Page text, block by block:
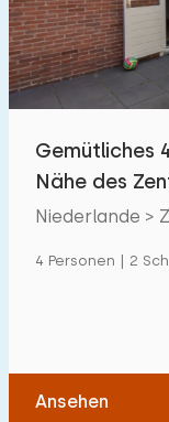
Gemütliches
Nähe des
Niederlande >
4 Personen | 2
Ansehen